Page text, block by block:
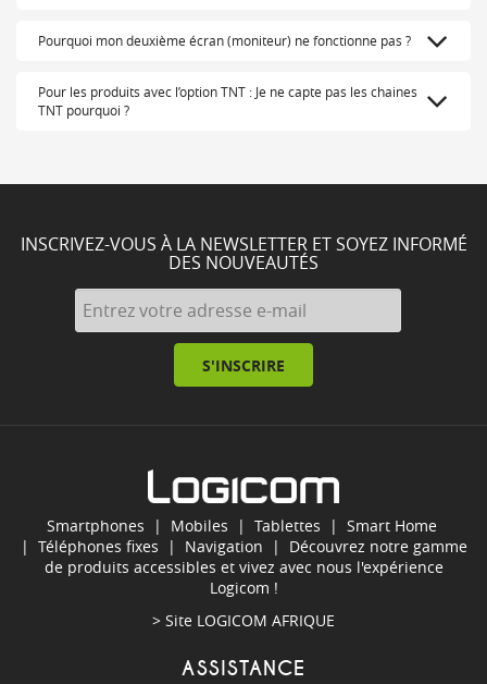
Pourquoi mon deuxième écran (moniteur) ne fonctionne pas ?
Pour les produits avec l’option TNT : Je ne capte pas les chaines
TNT pourquoi ?
INSCRIVEZ-VOUS À LA NEWSLETTER ET SOYEZ INFORMÉ
DES NOUVEAUTÉS
S'INSCRIRE
Smartphones | Mobiles | Tablettes | Smart Home
| Téléphones fixes | Navigation | Découvrez notre gamme
de produits accessibles et vivez avec nous l'expérience
Logicom !
> Site LOGICOM AFRIQUE
ASSISTANCE